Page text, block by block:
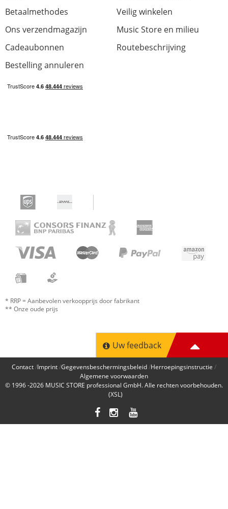
Betaalmethodes
Veilig winkelen
Ons verzendmagazijn
Music Store en milieu
Cadeaubonnen
Routebeschrijving
Bestelling annuleren
* RRP = Aanbevolen verkoopprijs door fabrikant
** Onze oude prijs
Uw feedback
Contact Imprint Gegevensbeschermingsbeleid Herroepingsinstructie
Algemene voorwaarden
© 1996 -2026 MUSIC STORE professional GmbH. Alle rechten voorbehouden.
(XSL)